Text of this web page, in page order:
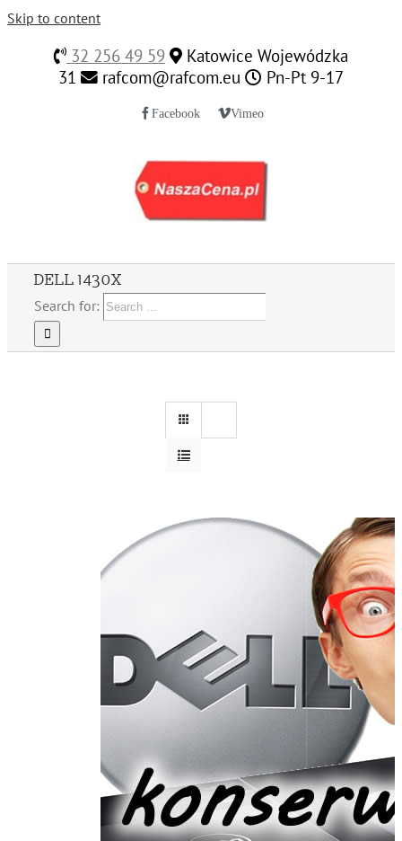
Skip to content
32 256 49 59
Katowice Wojewódzka
31
rafcom@rafcom.eu Pn-Pt 9-17
Facebook Vimeo
DELL 1430X
Search for: